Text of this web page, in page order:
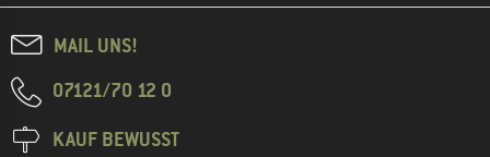
MAIL UNS!
07121/70 12 0
KAUF BEWUSST